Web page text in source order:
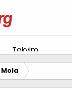
Takvim
Mola